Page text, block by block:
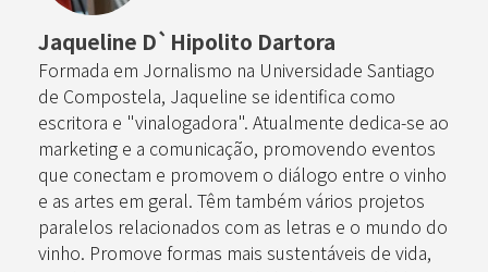
Jaqueline D`Hipolito Dartora
Formada em Jornalismo na Universidade Santiago
de Compostela, Jaqueline se identifica como
escritora e "vinalogadora". Atualmente dedica-se ao
marketing e a comunicação, promovendo eventos
que conectam e promovem o diálogo entre o vinho
e as artes em geral. Têm também vários projetos
paralelos relacionados com as letras e o mundo do
vinho. Promove formas mais sustentáveis de vida,